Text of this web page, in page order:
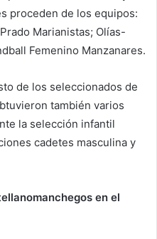
proceden de los equipos:
Marianistas; Olías-
Femenino Manzanares.
de los seleccionados de
también varios
la selección infantil
cadetes masculina y
en el